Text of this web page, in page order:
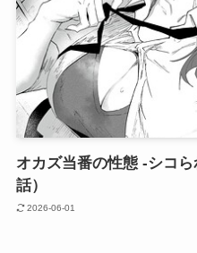
オカズ当番の性態 -シコ
話）
2026-06-01